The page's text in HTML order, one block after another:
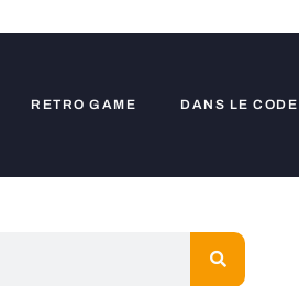
RETRO GAME DANS LE CODE